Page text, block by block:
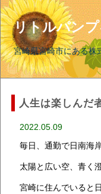
リトルパン
宮崎県宮崎市にある株
人生は楽しんだ
2022.05.09
毎日、通勤で日南海
太陽と広い空、青く
宮崎に住んでいると